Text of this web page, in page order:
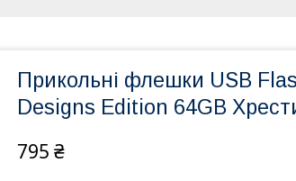
Прикольні флешки USB
Designs Edition 64GB
795 ₴